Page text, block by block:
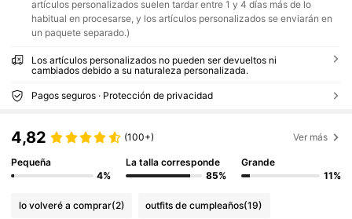
artículos personalizados suelen tardar entre 1 y 4 días más de lo
habitual en procesarse, y los artículos personalizados se enviarán en
un paquete separado.)
Los artículos personalizados no pueden ser devueltos ni
cambiados debido a su naturaleza personalizada.
Pagos seguros · Protección de privacidad
4,82 (100+) Ver más
Pequeña
4%
La talla corresponde
85%
Grande
11%
lo volveré a comprar(2) outfits de cumpleaños(19)